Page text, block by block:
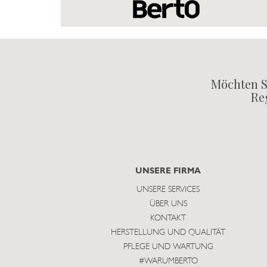
Möchten
UNSERE FIRMA
UNSERE SERVICES
ÜBER UNS
KONTAKT
HERSTELLUNG UND QUALITÄT
PFLEGE UND WARTUNG
#WARUMBERTO